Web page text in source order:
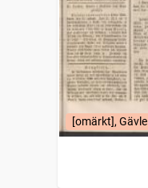
[omärkt], Gävle